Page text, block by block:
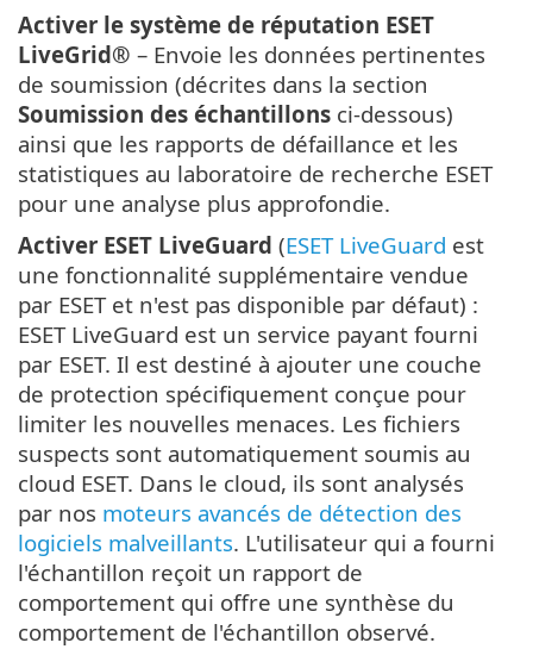
Activer le système de réputation ESET
LiveGrid® – Envoie les données pertinentes
de soumission (décrites dans la section
Soumission des échantillons ci-dessous)
ainsi que les rapports de défaillance et les
statistiques au laboratoire de recherche ESET
pour une analyse plus approfondie.
Activer ESET LiveGuard (ESET LiveGuard est
une fonctionnalité supplémentaire vendue
par ESET et n'est pas disponible par défaut) :
ESET LiveGuard est un service payant fourni
par ESET. Il est destiné à ajouter une couche
de protection spécifiquement conçue pour
limiter les nouvelles menaces. Les fichiers
suspects sont automatiquement soumis au
cloud ESET. Dans le cloud, ils sont analysés
par nos moteurs avancés de détection des
logiciels malveillants. L'utilisateur qui a fourni
l'échantillon reçoit un rapport de
comportement qui offre une synthèse du
comportement de l'échantillon observé.